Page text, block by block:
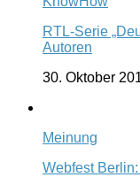
RTL-Serie
Autoren
30. Oktober
Meinung
Webfest